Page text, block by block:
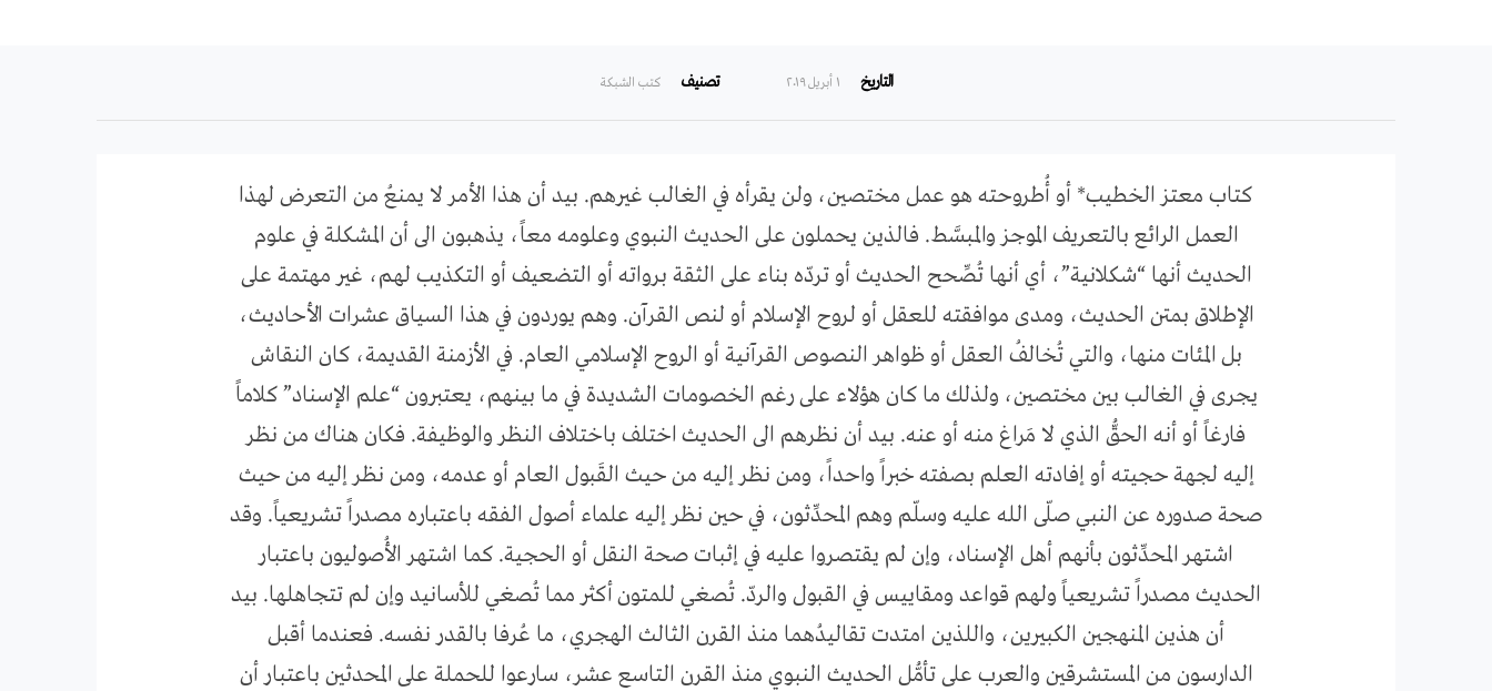
التاريخ ۱ أبريل ۲۰۱۹ تصنيف كتب الشبكة
كتاب معتز الخطيب* أو أُطروحته هو عمل مختصين، ولن يقرأه في الغالب غيرهم. بيد أن هذا الأمر لا يمنعُ من التعرض لهذا
العمل الرائع بالتعريف الموجز والمبسَّط. فالذين يحملون على الحديث النبوي وعلومه معاً، يذهبون الى أن المشكلة في علوم
الحديث أنها “شكلانية”، أي أنها تُصِّحح الحديث أو تردّه بناء على الثقة برواته أو التضعيف أو التكذيب لهم، غير مهتمة على
الإطلاق بمتن الحديث، ومدى موافقته للعقل أو لروح الإسلام أو لنص القرآن. وهم يوردون في هذا السياق عشرات الأحاديث،
بل المئات منها، والتي تُخالفُ العقل أو ظواهر النصوص القرآنية أو الروح الإسلامي العام. في الأزمنة القديمة، كان النقاش
يجرى في الغالب بين مختصين، ولذلك ما كان هؤلاء على رغم الخصومات الشديدة في ما بينهم، يعتبرون “علم الإسناد” كلاماً
فارغاً أو أنه الحقُّ الذي لا مَراغ منه أو عنه. بيد أن نظرهم الى الحديث اختلف باختلاف النظر والوظيفة. فكان هناك من نظر
إليه لجهة حجيته أو إفادته العلم بصفته خبراً واحداً، ومن نظر إليه من حيث القَبول العام أو عدمه، ومن نظر إليه من حيث
صحة صدوره عن النبي صلّى الله عليه وسلّم وهم المحدِّثون، في حين نظر إليه علماء أصول الفقه باعتباره مصدراً تشريعياً. وقد
اشتهر المحدِّثون بأنهم أهل الإسناد، وإن لم يقتصروا عليه في إثبات صحة النقل أو الحجية. كما اشتهر الأُصوليون باعتبار
الحديث مصدراً تشريعياً ولهم قواعد ومقاييس في القبول والردّ. تُصغي للمتون أكثر مما تُصغي للأسانيد وإن لم تتجاهلها. بيد
أن هذين المنهجين الكبيرين، واللذين امتدت تقاليدُهما منذ القرن الثالث الهجري، ما عُرفا بالقدر نفسه. فعندما أقبل
الدارسون من المستشرقين والعرب على تأمُّل الحديث النبوي منذ القرن التاسع عشر، سارعوا للحملة على المحدثين باعتبار أن